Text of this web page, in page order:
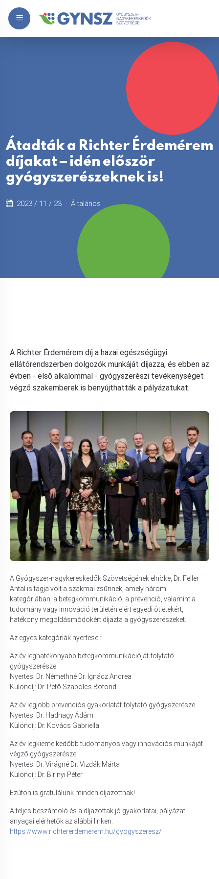
Átadták a Richter Érdemérem
díjakat – idén először
gyógyszerészeknek is!
2023 / 11 / 23 · Általános
A Richter Érdemérem díj a hazai egészségügyi
ellátórendszerben dolgozók munkáját díjazza, és ebben az
évben - első alkalommal - gyógyszerészi tevékenységet
végző szakemberek is benyújthatták a pályázatukat.
A Gyógyszer-nagykereskedők Szövetségének elnöke, Dr. Feller
Antal is tagja volt a szakmai zsűrinek, amely három
kategóriában, a betegkommunikáció, a prevenció, valamint a
tudomány vagy innováció területén elért egyedi ötletekért,
hatékony megoldásmódokért díjazta a gyógyszerészeket.
Az egyes kategóriák nyertesei:
Az év leghatékonyabb betegkommunikációját folytató
gyógyszerésze
Nyertes: Dr. Némethné Dr. Ignácz Andrea
Különdíj: Dr. Pető Szabolcs Botond
Az év legjobb prevenciós gyakorlatát folytató gyógyszerésze
Nyertes: Dr. Hadnagy Ádám
Különdíj: Dr. Kovács Gabriella
Az év legkiemelkedőbb tudományos vagy innovációs munkáját
végző gyógyszerésze
Nyertes: Dr. Virágné Dr. Vizdák Márta
Különdíj: Dr. Birinyi Péter
Ezúton is gratulálunk minden díjazottnak!
A teljes beszámoló és a díjazottak jó gyakorlatai, pályázati
anyagai elérhetők az alábbi linken:
https://www.richtererdemerem.hu/gyogyszeresz/